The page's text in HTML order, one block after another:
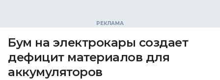
Бум на электрокары создает
дефицит материалов для
аккумуляторов